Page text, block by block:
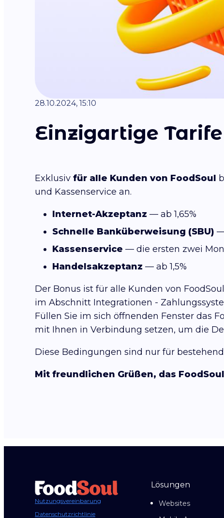
28.10.2024, 15:10
Einzigartige
Exklusiv für alle Kunden von FoodSoul
und Kassenservice an.
Internet-Akzeptanz — ab 1,65%
Schnelle Banküberweisung (SBU)
Kassenservice — die ersten zwei
Handelsakzeptanz — ab 1,5%
Der Bonus ist für alle Kunden von
im Abschnitt Integrationen -
Füllen Sie im sich öffnenden Fenster das
mit Ihnen in Verbindung setzen, um die
Diese Bedingungen sind nur für
Mit freundlichen Grüßen, das
Nutzungsvereinbarung
Datenschutzrichtlinie
Lösungen
Websites